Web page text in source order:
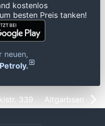
kostenlos
besten Preis tanken!
neuen,
Petroly.
339 Altgarbsen